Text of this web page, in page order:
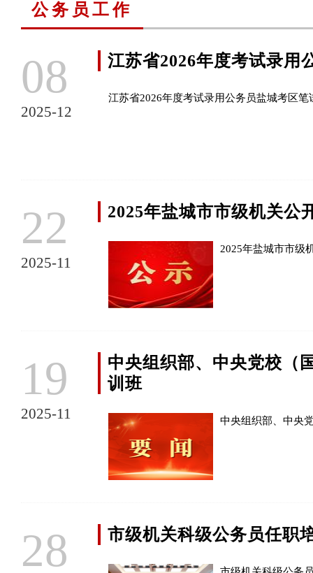
公务员工作
08
2025-12
江苏省2026年度考试录用
江苏省2026年度考试录用公务员盐城考区笔
22
2025-11
2025年盐城市市级机关公
2025年盐城市市级
19
2025-11
中央组织部、中央党校（
训班
中央组织部、中央
28 市级机关科级公务员任职